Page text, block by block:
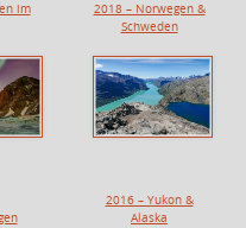
im
2018 – Norwegen &
Schweden
2016 – Yukon &
Alaska